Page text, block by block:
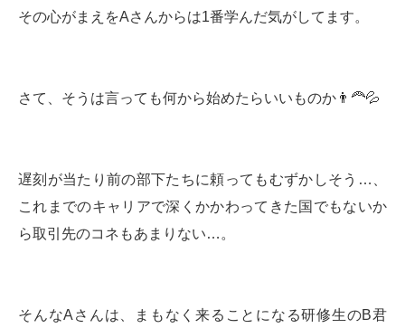
その心がまえをAさんからは1番学んだ気がしてます。
さて、そうは言っても何から始めたらいいものか👨‍🦰💦
遅刻が当たり前の部下たちに頼ってもむずかしそう…、
これまでのキャリアで深くかかわってきた国でもないか
ら取引先のコネもあまりない…。
そんなAさんは、まもなく来ることになる研修生のB君